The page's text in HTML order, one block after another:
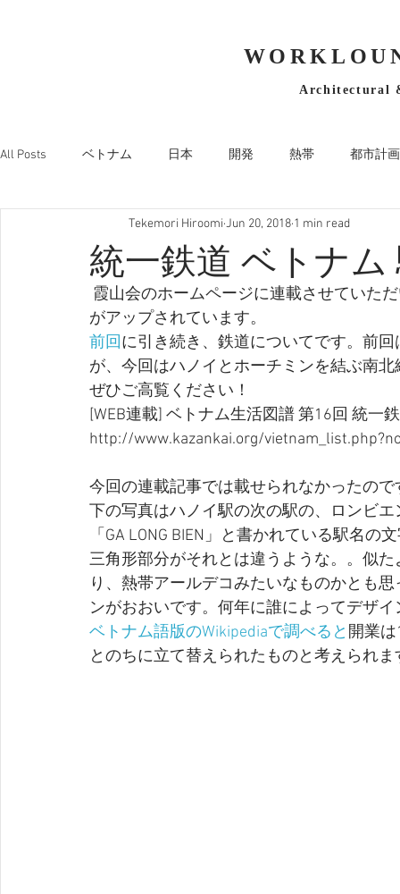
Architectural
All Posts ベトナム 日本 開発 熱帯 都市計画
統一鉄道 ベトナム
Tekemori Hiroomi Jun 20, 2018 1 min read
がアップされています。
前回に引き続き、鉄道についてです。前
が、今回はハノイとホーチミンを結ぶ南
ぜひご高覧ください！
[WEB連載] ベトナム生活図譜 第16回 統一
http://www.kazankai.org/
今回の連載記事では載せられなかったの
下の写真はハノイ駅の次の駅の、ロンビ
「GA LONG BIEN」と書かれている駅名
三角形部分がそれとは違うような。。似
り、熱帯アールデコみたいなものかとも
ンがおおいです。何年に誰によってデザ
ベトナム語版のWikipediaで調べると 開業
とのちに立て替えられたものと考えられま